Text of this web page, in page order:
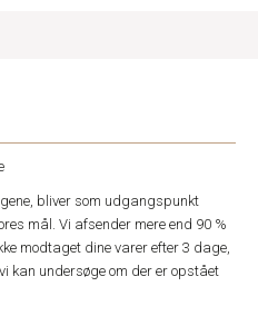
bliver som udgangspunkt
mål. Vi afsender mere end 90 %
modtaget dine varer efter 3 dage,
kan undersøge om der er opstået